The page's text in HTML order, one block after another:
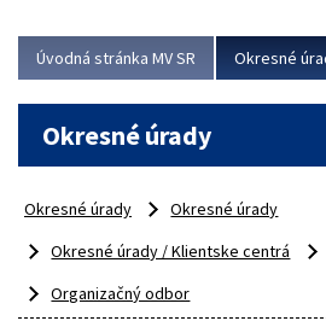
Viac
Úvodná stránka MV SR Okresné
Okresné úrady
Okresné úrady
Okresné úrady
Okresné úrady / Klientske centrá
Organizačný odbor